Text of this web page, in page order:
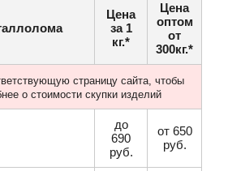
Цена
за 1
кг.*
Цена
оптом
от
300кг.*
страницу сайта, чтобы
о стоимости скупки изделий
до
690
руб.
от 650
руб.